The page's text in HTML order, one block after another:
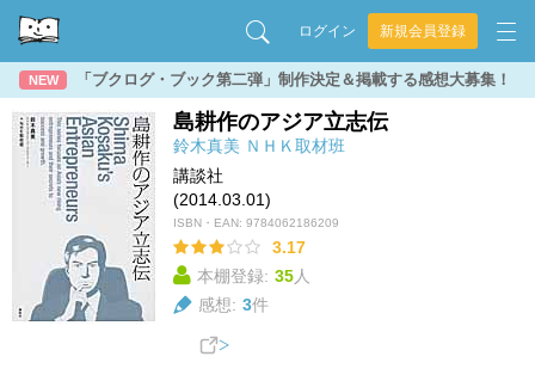
ログイン 新規会員登録
NEW 「ブクログ・ブック第二弾」制作決定＆掲載する感想大募集！
島耕作のアジア立志伝
鈴木真美 ＮＨＫ取材班
講談社
(2014.03.01)
ISBN・EAN: 9784062186209
3.17
本棚登録: 35人
感想: 3件